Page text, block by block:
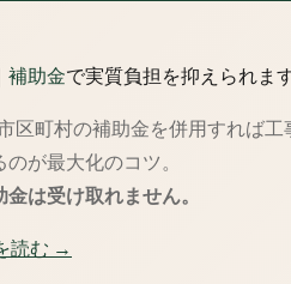
補助金で実質負担を抑えられま
区町村の補助金を併用すれば
のが最大化のコツ。
は受け取れません。
読む →